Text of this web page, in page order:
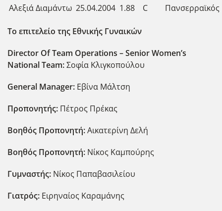
Αλεξιά Διαμάντω 25.04.2004 1.88 C Πανσερραϊκός
Το επιτελείο της Εθνικής Γυναικών
Director Of Team Operations – Senior Women’s
National Team:Σοφία Κλιγκοπούλου
General Manager: Εβίνα Μάλτση
Προπονητής: Πέτρος Πρέκας
Βοηθός Προπονητή:Αικατερίνη Δελή
Βοηθός Προπονητή: Νίκος Καμπούρης
Γυμναστής: Νίκος Παπαβασιλείου
Γιατρός: Ειρηναίος Καραμάνης